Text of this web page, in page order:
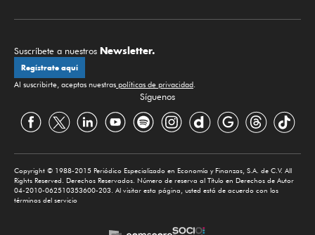
Suscríbete a nuestros Newsletter.
Regístrate aquí
Al suscribirte, aceptas nuestras políticas de privacidad.
Síguenos
Copyright © 1988-2015 Periódico Especializado en Economía y Finanzas, S.A. de C.V. All
Rights Reserved. Derechos Reservados. Número de reserva al Título en Derechos de Autor
04-2010-062510353600-203. Al visitar esta página, usted está de acuerdo con los
términos del servicio